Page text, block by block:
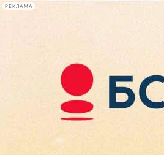
РЕКЛАМА
Сегодня:
2026.08.09
10:22
Афиша Plus